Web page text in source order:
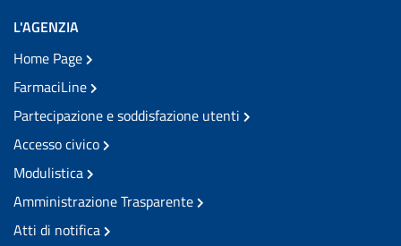
L'AGENZIA
Home Page
FarmaciLine
Partecipazione e soddisfazione utenti
Accesso civico
Modulistica
Amministrazione Trasparente
Atti di notifica